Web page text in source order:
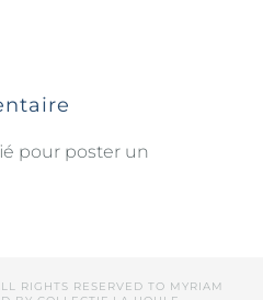
pour poster un
RIGHTS RESERVED TO MYRIAM